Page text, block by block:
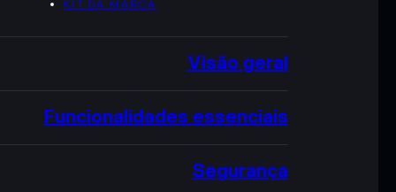
KIT DA MARCA
Visão geral
Funcionalidades essenciais
Segurança